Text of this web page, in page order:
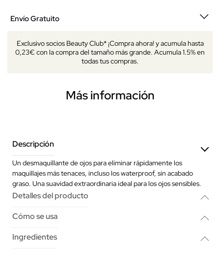
Envío Gratuito
Exclusivo socios Beauty Club* ¡Compra ahora! y acumula hasta
0,23€ con la compra del tamaño más grande. Acumula 1.5% en
todas tus compras.
Más información
Descripción
Un desmaquillante de ojos para eliminar rápidamente los
maquillajes más tenaces, incluso los waterproof, sin acabado
graso. Una suavidad extraordinaria ideal para los ojos sensibles.
Detalles del producto
Cómo se usa
Ingredientes